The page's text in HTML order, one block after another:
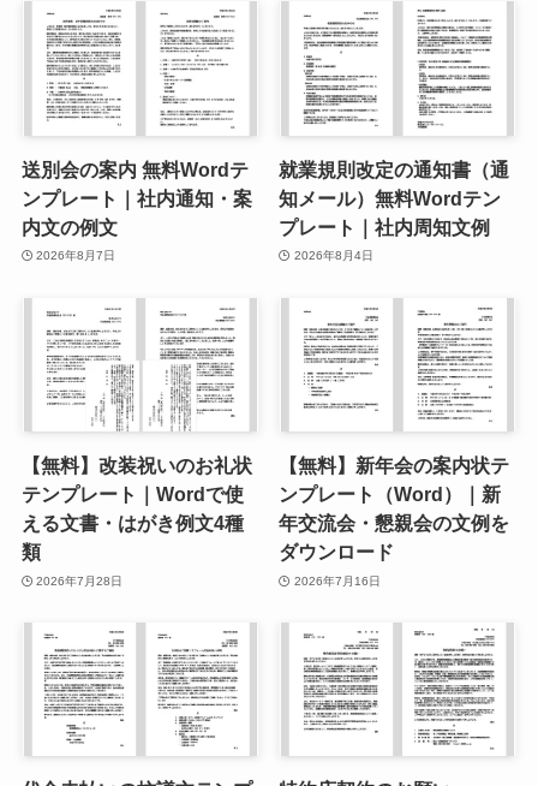
送別会の案内 無料Wordテ
ンプレート｜社内通知・案
内文の例文
2026年8月7日
就業規則改定の通知書（通
知メール）無料Wordテン
プレート｜社内周知文例
2026年8月4日
【無料】改装祝いのお礼状
テンプレート｜Wordで使
える文書・はがき例文4種
類
2026年7月28日
【無料】新年会の案内状テ
ンプレート（Word）｜新
年交流会・懇親会の文例を
ダウンロード
2026年7月16日